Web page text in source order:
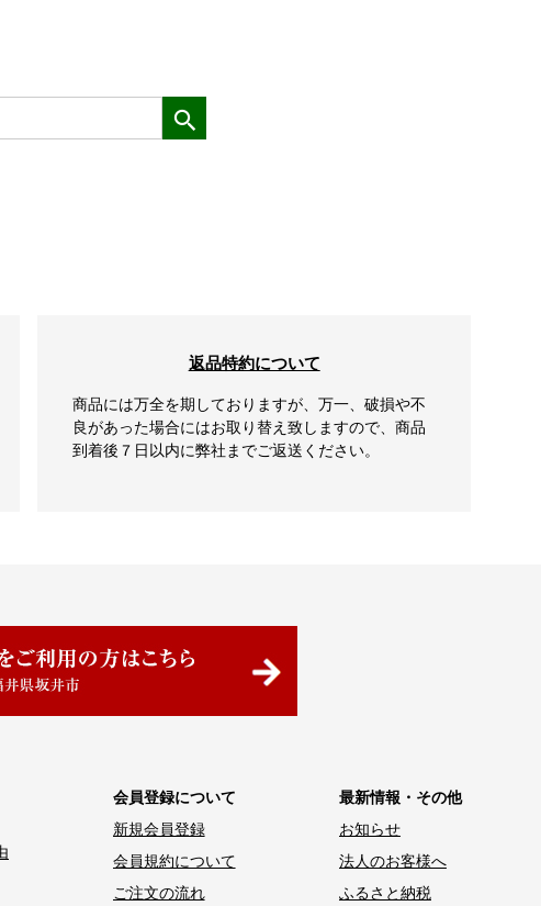
返品特約について
商品には万全を期しておりますが、万一、破損や不
良があった場合にはお取り替え致しますので、商品
到着後７日以内に弊社までご返送ください。
会員登録について
新規会員登録
会員規約について
ご注文の流れ
最新情報・その他
お知らせ
法人のお客様へ
ふるさと納税